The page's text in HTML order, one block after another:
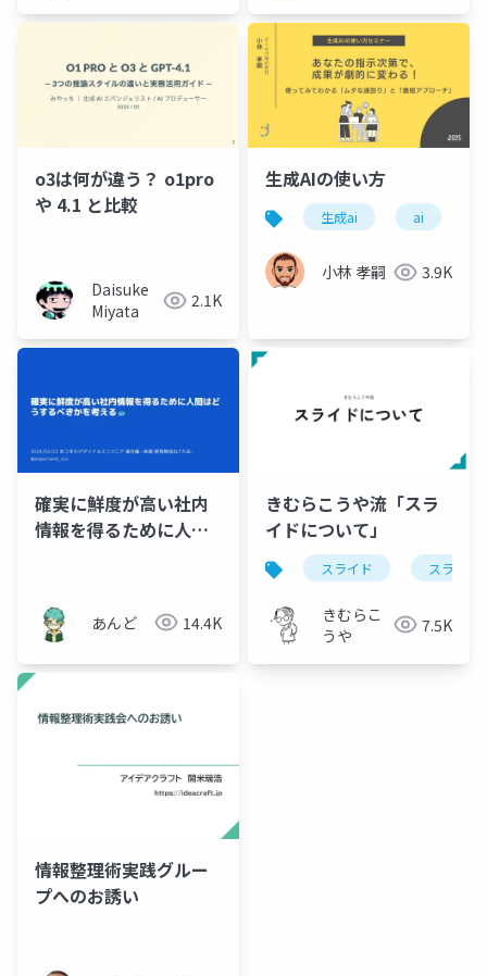
o3は何が違う？ o1pro
や 4.1 と比較
Daisuke
Miyata
2.1K
生成AIの使い方
生成ai ai
小林 孝嗣 3.9K
確実に鮮度が高い社内
情報を得るために人間
あんど 14.4K
きむらこうや流「スラ
イドについて」
スライド スライド
きむらこ
うや
7.5K
情報整理術実践グルー
プへのお誘い